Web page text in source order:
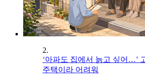
2.
‘아파도 집에서 늙고 싶어…’
주택이라 어려워